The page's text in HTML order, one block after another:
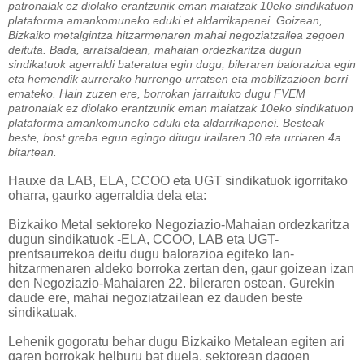
patronalak ez diolako erantzunik eman maiatzak 10eko sindikatuon
plataforma amankomuneko eduki et aldarrikapenei. Goizean,
Bizkaiko metalgintza hitzarmenaren mahai negoziatzailea zegoen
deituta. Bada, arratsaldean, mahaian ordezkaritza dugun
sindikatuok agerraldi bateratua egin dugu, bileraren balorazioa egin
eta hemendik aurrerako hurrengo urratsen eta mobilizazioen berri
emateko. Hain zuzen ere, borrokan jarraituko dugu FVEM
patronalak ez diolako erantzunik eman maiatzak 10eko sindikatuon
plataforma amankomuneko eduki eta aldarrikapenei. Besteak
beste, bost greba egun egingo ditugu irailaren 30 eta urriaren 4a
bitartean.
Hauxe da LAB, ELA, CCOO eta UGT sindikatuok igorritako
oharra, gaurko agerraldia dela eta:
Bizkaiko Metal sektoreko Negoziazio-Mahaian ordezkaritza
dugun sindikatuok -ELA, CCOO, LAB eta UGT-
prentsaurrekoa deitu dugu balorazioa egiteko lan-
hitzarmenaren aldeko borroka zertan den, gaur goizean izan
den Negoziazio-Mahaiaren 22. bileraren ostean. Gurekin
daude ere, mahai negoziatzailean ez dauden beste
sindikatuak.
Lehenik gogoratu behar dugu Bizkaiko Metalean egiten ari
garen borrokak helburu bat duela, sektorean dagoen